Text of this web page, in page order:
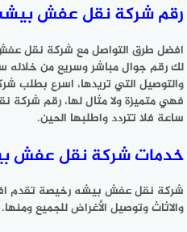
رقم شركة نقل عفش
افضل طرق التواصل مع شركة نقل
لك رقم جوال مباشر وسريع من
والتوصيل التي تريدها، اسرع بطلب
ساعة فلا تتردد واطلبها الحين.
خدمات شركة نقل عفش
شركة نقل عفش بيشه رخيصة تقدم
والاثاث وتوصيل الأغراض للجميع ومنها.